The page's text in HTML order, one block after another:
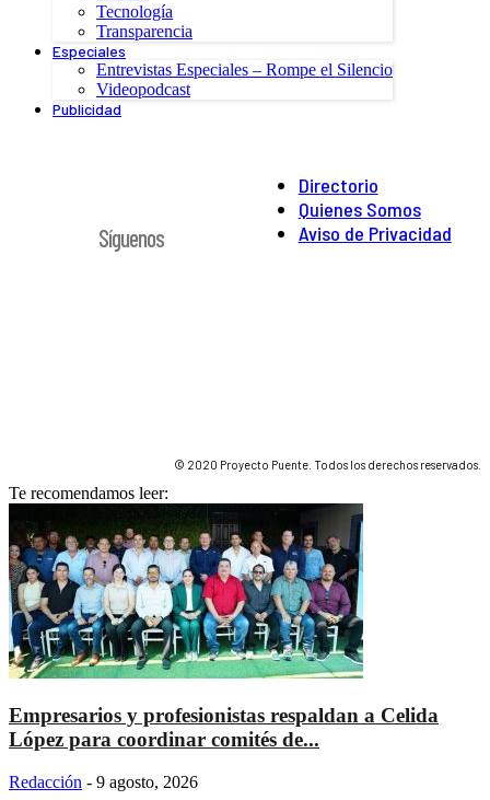
Tecnología
Transparencia
Especiales
Entrevistas Especiales – Rompe el Silencio
Videopodcast
Publicidad
Directorio
Quienes Somos
Aviso de Privacidad
Síguenos
© 2020 Proyecto Puente. Todos los derechos reservados.
Te recomendamos leer:
Empresarios y profesionistas respaldan a Celida
López para coordinar comités de...
Redacción - 9 agosto, 2026